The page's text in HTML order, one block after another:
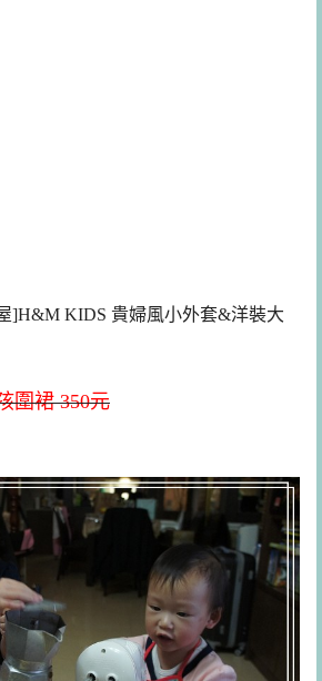
]H&M KIDS 貴婦風小外套&洋裝大
圍裙 350元